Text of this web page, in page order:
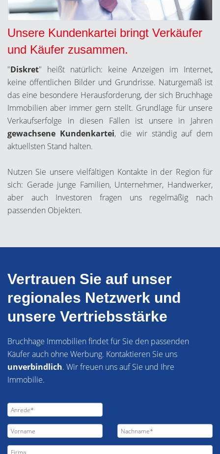
Unsere Kundenkartei bringt Verkäufer
und Käufer zusammen.
"Diskret" heißt natürlich: keine Anzeigen im Internet,
keine öffentlichen Bilder und Grundrisse. Naturgemäß ist
das eine besondere Herausforderung, der sich Bruchhage
Immobilien aber immer gern stellt. Grundlage für unsere
Verkaufserfolge in diesen Fällen ist unsere in Jahren
gewachsene Kundenkartei, die wir ständig auf dem
aktuellsten Stand halten.
Nutzen Sie unsere vielfältigen Kontakte in der Region für
sich: Gerade junge Familien, Unternehmer, Handwerker,
aber auch Investoren fragen uns regelmäßig nach
passenden Objekten.
Vertrauen Sie auf unser
regionales Netzwerk und
unsere Vertriebsstärke
Bruchhage Immobilien findet für Sie den passenden
Käufer auch ohne Werbung. Kontaktieren Sie uns
unverbindlich. Wir freuen uns auf Sie und Ihre
Immobilie.